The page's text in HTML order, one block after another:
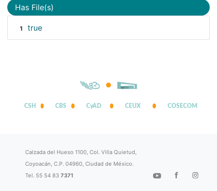
Has File(s)
1 true
CSH CBS CyAD CEUX COSECOM
Calzada del Hueso 1100, Col. Villa Quietud,
Coyoacán, C.P. 04960, Ciudad de México.
Tel. 55 54 837371